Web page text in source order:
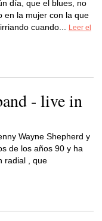
día, que el blues, no
en la mujer con la que
cuando...
Leer el
- live in
Wayne Shepherd y
de los años 90 y ha
radial , que